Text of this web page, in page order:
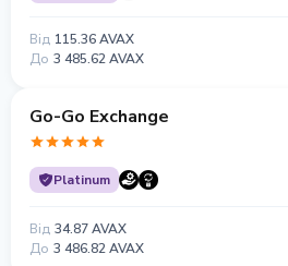
Від 115.36 AVAX
До 3 485.62 AVAX
Go-Go Exchange
Platinum
Від 34.87 AVAX
До 3 486.82 AVAX